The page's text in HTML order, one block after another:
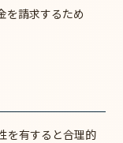
を請求するため
を有すると合理的